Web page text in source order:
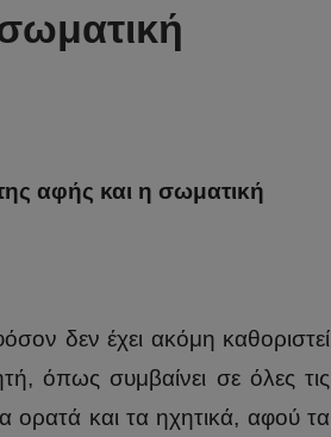
αφής και η σωματική
δεν έχει ακόμη καθοριστεί
όπως συμβαίνει σε όλες τις
ορατά και τα ηχητικά, αφού τα